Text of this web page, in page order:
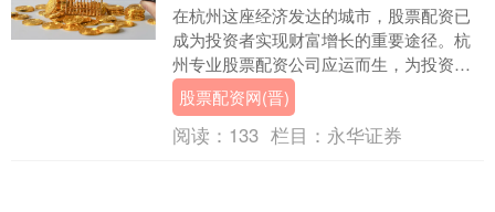
在杭州这座经济发达的城市，股票配资已
成为投资者实现财富增长的重要途径。杭
州专业股票配资公司应运而生，为投资者
提供资金杠杆股票配资网(晋)，助力其把握
市场机遇。 ....
股票配资网(晋)
阅读： 133 栏目： 永华证券